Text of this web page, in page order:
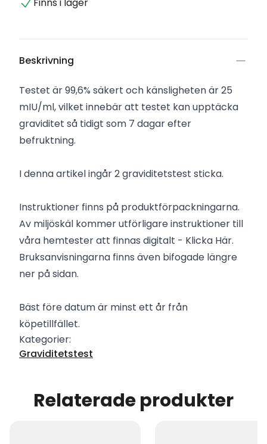
Beskrivning
Testet är 99,6% säkert och känsligheten är 25
mIU/ml, vilket innebär att testet kan upptäcka
graviditet så tidigt som 7 dagar efter
befruktning.
I denna artikel ingår 2 graviditetstest sticka.
Instruktioner finns på produktförpackningarna.
Av miljöskäl kommer utförligare instruktioner till
våra hemtester att finnas digitalt - Klicka Här.
Bruksanvisningarna finns även bifogade längre
ner på sidan.
Bäst före datum är minst ett år från
köpetillfället.
Kategorier:
Graviditetstest
Relaterade produkter